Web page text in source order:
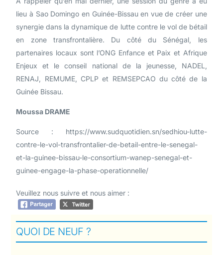
lieu à Sao Domingo en Guinée-Bissau en vue de créer une
synergie dans la dynamique de lutte contre le vol de bétail
en zone transfrontalière. Du côté du Sénégal, les
partenaires locaux sont l’ONG Enfance et Paix et Afrique
Enjeux et le conseil national de la jeunesse, NADEL,
RENAJ, REMUME, CPLP et REMSEPCAO du côté de la
Guinée Bissau.
Moussa DRAME
Source : https://www.sudquotidien.sn/sedhiou-lutte-
contre-le-vol-transfrontalier-de-betail-entre-le-senegal-
et-la-guinee-bissau-le-consortium-wanep-senegal-et-
guinee-engage-la-phase-operationnelle/
Veuillez nous suivre et nous aimer :
QUOI DE NEUF ?